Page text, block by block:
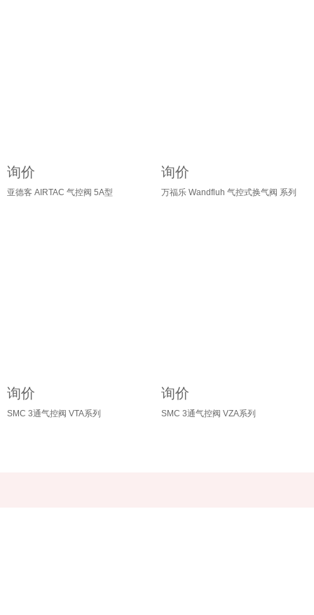
询价
亚德客 AIRTAC 气控阀 5A型
询价
万福乐 Wandfluh 气控式换气阀 系列
询价
SMC 3通气控阀 VTA系列
询价
SMC 3通气控阀 VZA系列